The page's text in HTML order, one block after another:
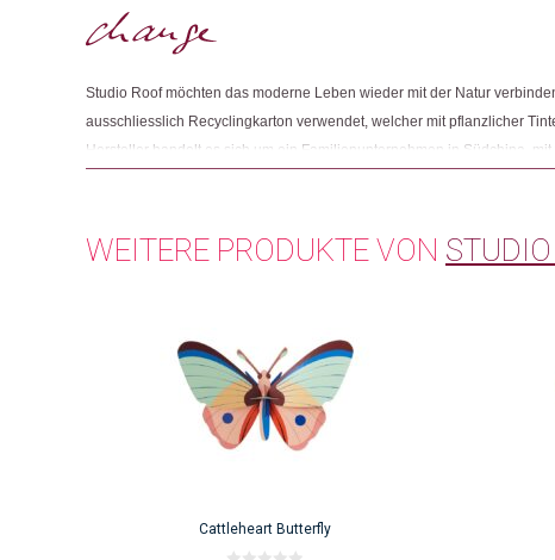
Studio Roof möchten das moderne Leben wieder mit der Natur
ausschliesslich Recyclingkarton verwendet, welcher mit pflanzlicher
Hersteller handelt es sich um ein Familienunternehmen in Südchina,
WEITERE PRODUKTE VON
Cattleheart Butterfly